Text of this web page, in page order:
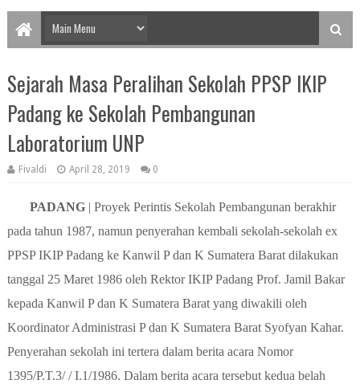
Sejarah Masa Peralihan Sekolah PPSP IKIP
Padang ke Sekolah Pembangunan
Laboratorium UNP
Fivaldi April 28, 2019 0
PADANG| Proyek Perintis Sekolah Pembangunan berakhir
pada tahun 1987, namun penyerahan kembali sekolah-sekolah ex
PPSP IKIP Padang ke Kanwil P dan K Sumatera Barat dilakukan
tanggal 25 Maret 1986 oleh Rektor IKIP Padang Prof. Jamil Bakar
kepada Kanwil P dan K Sumatera Barat yang diwakili oleh
Koordinator Administrasi P dan K Sumatera Barat Syofyan Kahar.
Penyerahan sekolah ini tertera dalam berita acara Nomor
1395/P.T.3/ / I.1/1986. Dalam berita acara tersebut kedua belah